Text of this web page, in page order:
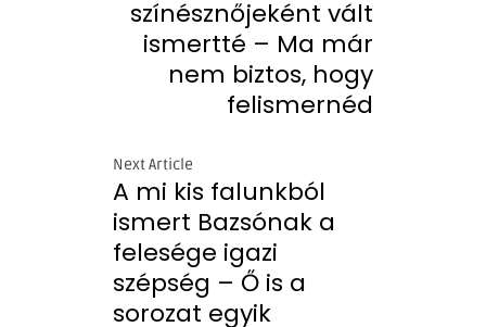
színésznőjeként vált
ismertté – Ma már
nem biztos, hogy
felismernéd
Next Article
A mi kis falunkból
ismert Bazsónak a
felesége igazi
szépség – Ő is a
sorozat egyik